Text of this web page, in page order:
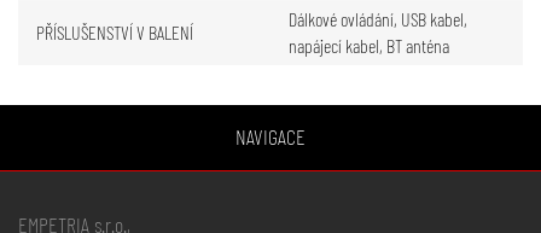
PŘÍSLUŠENSTVÍ V BALENÍ
Dálkové ovládání, USB kabel,
napájecí kabel, BT anténa
NAVIGACE
EMPETRIA s.r.o.,